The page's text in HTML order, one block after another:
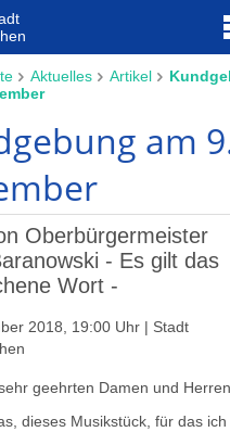
Aktuelles Artikel
am
Oberbürgermeister
- Es gilt das
Wort -
2018, 19:00 Uhr | Stadt
geehrten Damen und Herren,
dieses Musikstück, für das ich